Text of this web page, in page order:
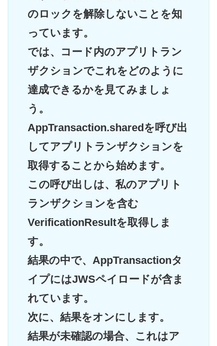
のロックを解除しないことを知
っています。
では、コード内のアプリトラン
ザクションでこれをどのように
達成できるかを見てみましょ
う。
AppTransaction.sharedを呼び出
してアプリトランザクションを
取得することから始めます。
この呼び出しは、私のアプリト
ランザクションを含む
VerificationResultを取得しま
す。
結果の中で、AppTransactionタ
イプにはJWSペイロードが含ま
れています。
次に、結果をオンにします。
結果が未確認の場合、これはア